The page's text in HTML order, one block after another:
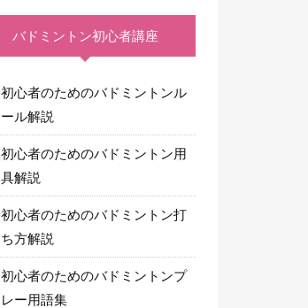
バドミントン初心者講座
初心者のためのバドミントンル
ール解説
初心者のためのバドミントン用
具解説
初心者のためのバドミントン打
ち方解説
初心者のためのバドミントンプ
レー用語集